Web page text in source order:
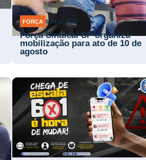
FORÇA 6 AGO 2026
Força Sindical SP organiza
mobilização para ato de 10 de
agosto